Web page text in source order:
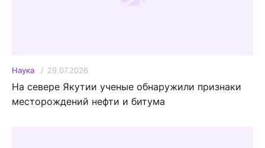
Наука 29.07.2026
На севере Якутии ученые обнаружили признаки
месторождений нефти и битума